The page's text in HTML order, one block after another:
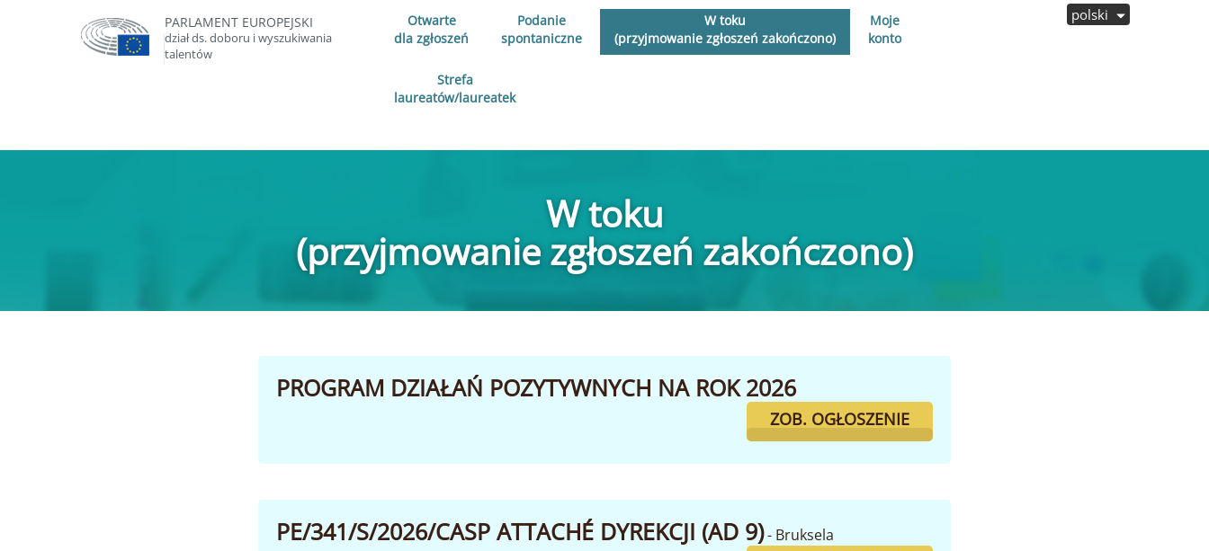
PARLAMENT EUROPEJSKI
dział ds. doboru i wyszukiwania
talentów
Otwarte
dla zgłoszeń
Podanie
spontaniczne
W toku
(przyjmowanie zgłoszeń zakończono)
Moje
konto
Strefa
laureatów/laureatek
polski
W toku
(przyjmowanie zgłoszeń zakończono)
PROGRAM DZIAŁAŃ POZYTYWNYCH NA ROK 2026
ZOB. OGŁOSZENIE
PE/341/S/2026/CASP ATTACHÉ DYREKCJI (AD 9)- Bruksela